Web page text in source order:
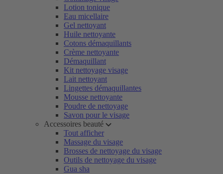
Lotion tonique
Eau micellaire
Gel nettoyant
Huile nettoyante
Cotons démaquillants
Crème nettoyante
Démaquillant
Kit nettoyage visage
Lait nettoyant
Lingettes démaquillantes
Mousse nettoyante
Poudre de nettoyage
Savon pour le visage
Accessoires beauté
Tout afficher
Massage du visage
Brosses de nettoyage du visage
Outils de nettoyage du visage
Gua sha